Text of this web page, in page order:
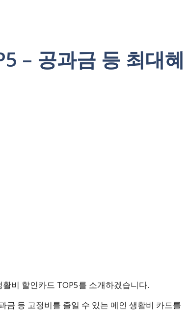
– 공과금 등 최대혜
비 할인카드 TOP5를 소개하겠습니다.
금 등 고정비를 줄일 수 있는 메인 생활비 카드를